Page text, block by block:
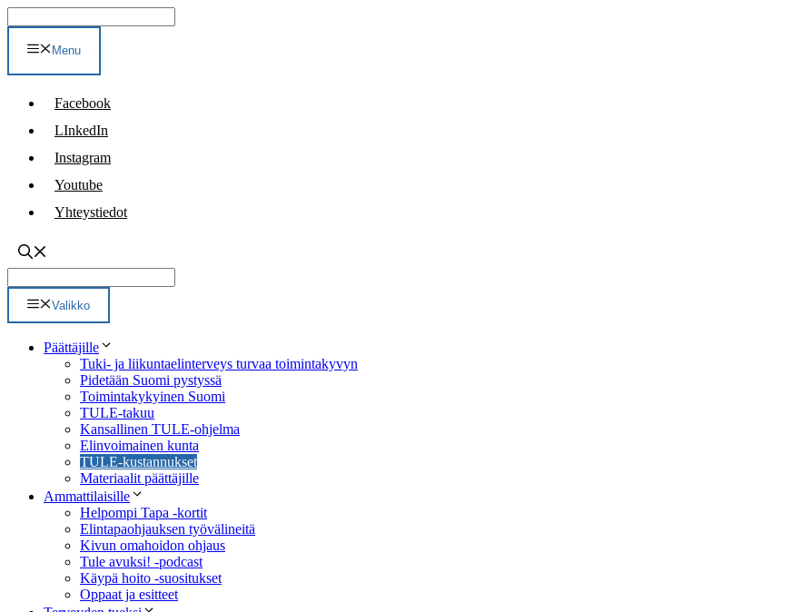
sisältöön
Menu
Facebook
LInkedIn
Instagram
Youtube
Yhteystiedot
Valikko
Päättäjille
Tuki- ja liikuntaelinterveys turvaa toimintakyvyn
Pidetään Suomi pystyssä
Toimintakykyinen Suomi
TULE-takuu
Kansallinen TULE-ohjelma
Elinvoimainen kunta
TULE-kustannukset
Materiaalit päättäjille
Ammattilaisille
Helpompi Tapa -kortit
Elintapaohjauksen työvälineitä
Kivun omahoidon ohjaus
Tule avuksi! -podcast
Käypä hoito -suositukset
Oppaat ja esitteet